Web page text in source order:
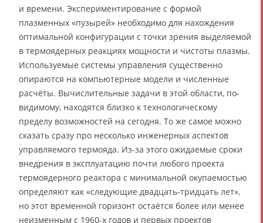
и времени. Экспериментирование с формой
плазменных «пузырей» необходимо для нахождения
оптимальной конфигурации с точки зрения выделяемой
в термоядерных реакциях мощности и чистоты плазмы.
Используемые системы управления существенно
опираются на компьютерные модели и численные
расчёты. Вычислительные задачи в этой области, по-
видимому, находятся близко к технологическому
пределу возможностей на сегодня. То же самое можно
сказать сразу про несколько инженерных аспектов
управляемого термояда. Из-за этого ожидаемые сроки
внедрения в эксплуатацию почти любого проекта
термоядерного реактора с минимальной окупаемостью
определяют как «следующие двадцать-тридцать лет»,
но этот временной горизонт остаётся более или менее
неизменным с 1960-х годов и первых проектов